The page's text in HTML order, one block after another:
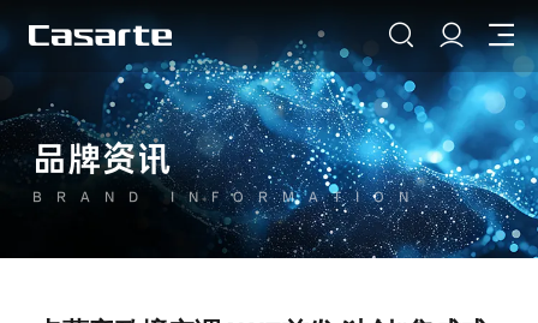
品牌资讯
BRAND INFORMATION